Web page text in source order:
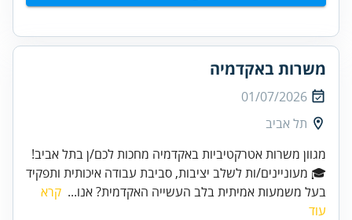
משרות באקדמיה
01/07/2026
תל אביב
מגוון משרות אטרקטיביות באקדמיה מחכות לכם/ן בתל אביב!
🎓 מעוניינים/ות לשלב יציבות, סביבת עבודה איכותית ותפקיד
בעל משמעות אמיתית בלב העשייה האקדמית? אנו... קרא
עוד